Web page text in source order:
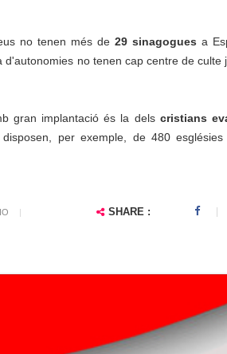
no tenen més de 29 sinagogues a
no tenen cap centre de culte
gran implantació és la dels cristians
per exemple, de 480
| SHARE :
ei
x
e
gi
...